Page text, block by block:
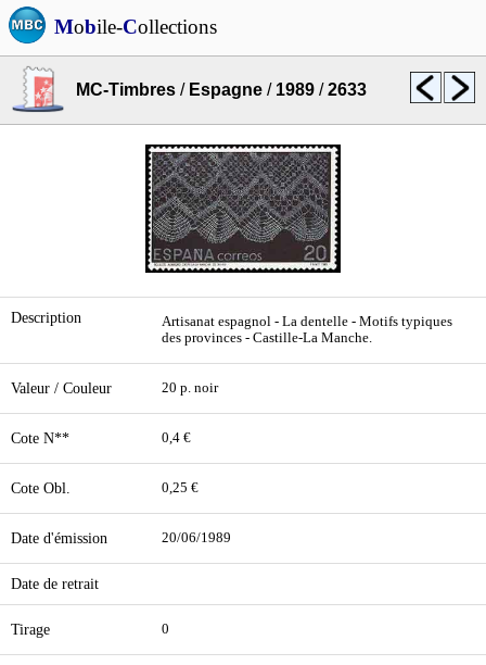
Mobile-Collections
MC-Timbres / Espagne / 1989 /2633
Description
Artisanat espagnol - La dentelle - Motifs typiques
des provinces - Castille-La Manche.
Valeur / Couleur 20 p. noir
Cote N** 0,4 €
Cote Obl. 0,25 €
Date d'émission 20/06/1989
Date de retrait
Tirage 0